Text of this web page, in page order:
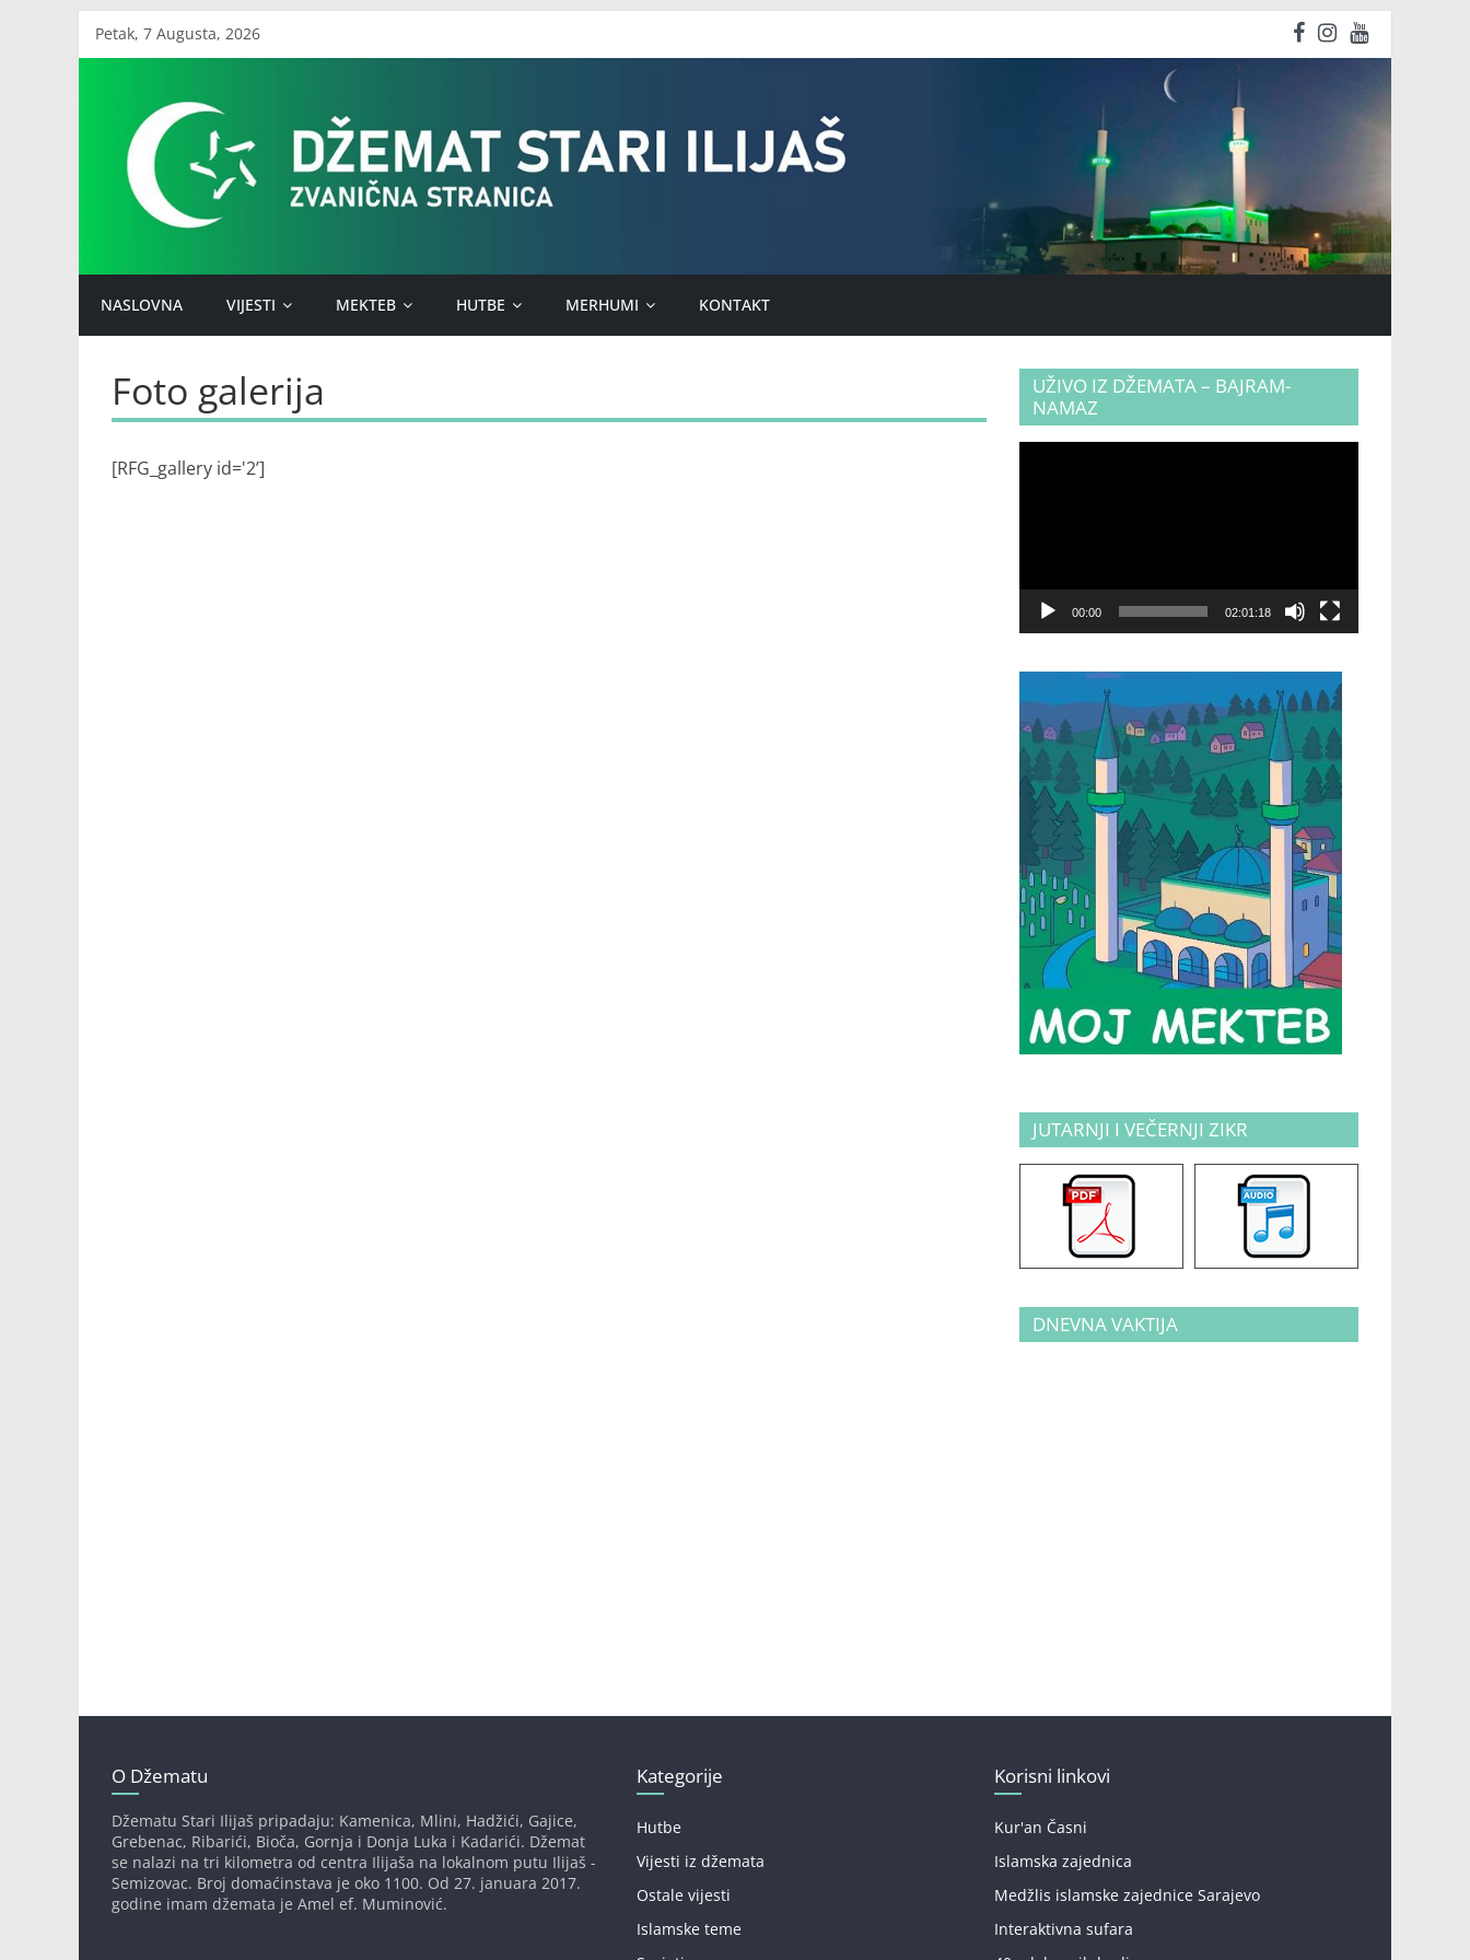
SkipPetak, 7 Augusta, 2026
Džemat
Stari
Ilijaš
NASLOVNA VIJESTI MEKTEB HUTBE MERHUMI KONTAKT
Foto galerija
[RFG_gallery id='2’]
UŽIVO IZ DŽEMATA – BAJRAM-
NAMAZ
00:00 02:01:18
JUTARNJI I VEČERNJI ZIKR
DNEVNA VAKTIJA
O Džematu
Džematu Stari Ilijaš pripadaju: Kamenica, Mlini, Hadžići, Gajice,
Grebenac, Ribarići, Bioča, Gornja i Donja Luka i Kadarići. Džemat
se nalazi na tri kilometra od centra Ilijaša na lokalnom putu Ilijaš -
Semizovac. Broj domaćinstava je oko 1100. Od 27. januara 2017.
godine imam džemata je Amel ef. Muminović.
Kategorije
Hutbe
Vijesti iz džemata
Ostale vijesti
Islamske teme
Korisni linkovi
Kur'an Časni
Islamska zajednica
Medžlis islamske zajednice Sarajevo
Interaktivna sufara